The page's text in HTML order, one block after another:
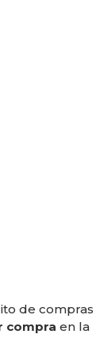
de compras
compra en la